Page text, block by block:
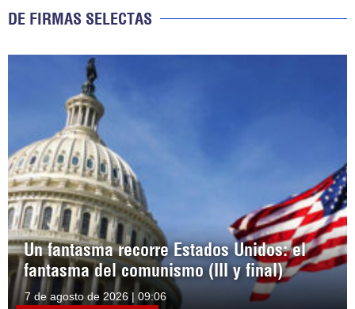
DE FIRMAS SELECTAS
Un fantasma recorre Estados Unidos: el
fantasma del comunismo (III y final)
7 de agosto de 2026 | 09:06